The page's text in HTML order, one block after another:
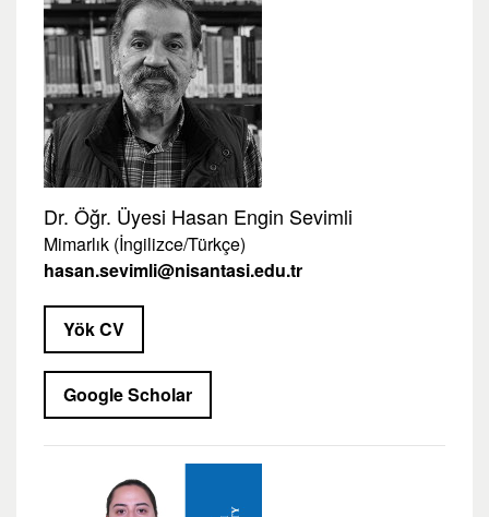
Dr. Öğr. Üyesi Hasan Engin Sevimli
Mimarlık (İngilizce/Türkçe)
hasan.sevimli@nisantasi.edu.tr
Yök CV
Google Scholar